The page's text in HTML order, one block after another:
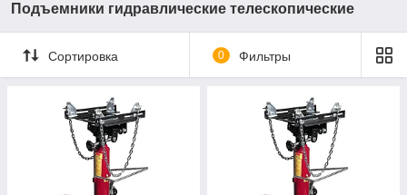
Подъемники гидравлические телескопические
Сортировка 0 Фильтры